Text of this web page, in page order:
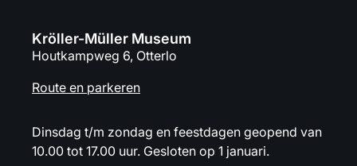
Kröller-Müller Museum
Houtkampweg 6, Otterlo
Route en parkeren
Dinsdag t/m zondag en feestdagen geopend van
10.00 tot 17.00 uur. Gesloten op 1 januari.